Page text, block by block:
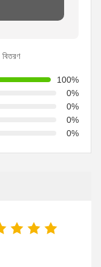
বিতরণ
100%
0%
0%
0%
0%